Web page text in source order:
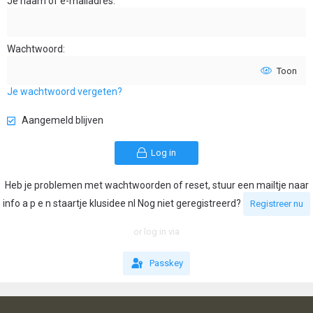
Wachtwoord
Toon
Je wachtwoord vergeten?
Aangemeld blijven
Log in
Heb je problemen met wachtwoorden of reset, stuur een mailtje naar
info a p e n staartje klusidee nl Nog niet geregistreerd?
Registreer nu
or log in via
Passkey